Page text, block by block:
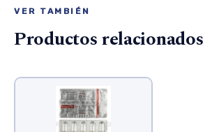
VER TAMBIÉN
Productos relacionados